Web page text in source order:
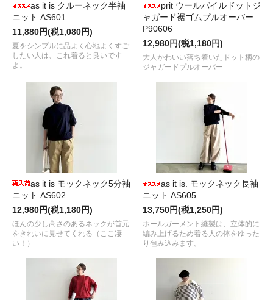
as it is クルーネック半袖
ニット AS601
11,880円(税1,080円)
夏をシンプルに品よく心地よくすご
したい人は、これ着ると良いです
よ。
prit ウールパイルドットジ
ャガード裾ゴムプルオーバー
P90606
12,980円(税1,180円)
大人かわいい落ち着いたドット柄の
ジャガードプルオーバー
as it is モックネック5分袖
ニット AS602
12,980円(税1,180円)
ほんの少し高さのあるネックが首元
をきれいに見せてくれる（ここ凄
い！）
as it is. モックネック長袖
ニット AS605
13,750円(税1,250円)
ホールガーメント縫製は、立体的に
編み上げるため着る人の体をゆった
り包み込みます。